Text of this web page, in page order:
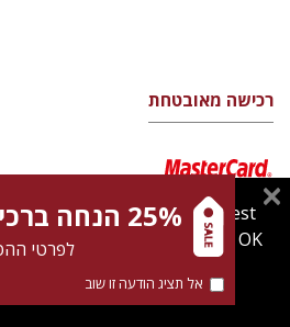
רכישה מאובטחת
cookies to give you the best
this website means you're OK
about ourcookies policy
25% הנחה ברכישה ראשונה
לפרטי
אל תציג הודעה זו שוב